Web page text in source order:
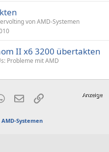
von AMD-Systemen
II x6 3200 übertakten
Probleme mit AMD
WhatsApp
E-MailLink
Systemen